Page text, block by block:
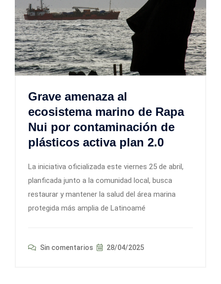
Grave amenaza al
ecosistema marino de Rapa
Nui por contaminación de
plásticos activa plan 2.0
La iniciativa oficializada este viernes 25 de abril,
planficada junto a la comunidad local, busca
restaurar y mantener la salud del área marina
protegida más amplia de Latinoamé
Sin comentarios 28/04/2025